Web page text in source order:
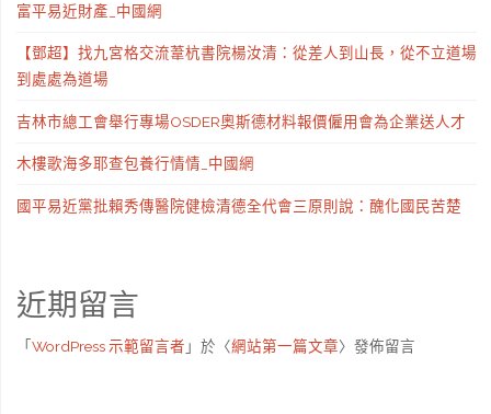
富平易近財產_中國網
【鄧超】找九宮格交流葦杭書院楊汝清：從差人到山長，從不立道場
到處處為道場
吉林市總工會舉行專場OSDER奧斯德材料報價僱用會為企業送人才
木樓歌海多耶查包養行情情_中國網
國平易近黨批賴秀傳醫院健檢清德全代會三原則說：醜化國民苦楚
近期留言
「 WordPress 示範留言者 」於〈網站第一篇文章〉發佈留言